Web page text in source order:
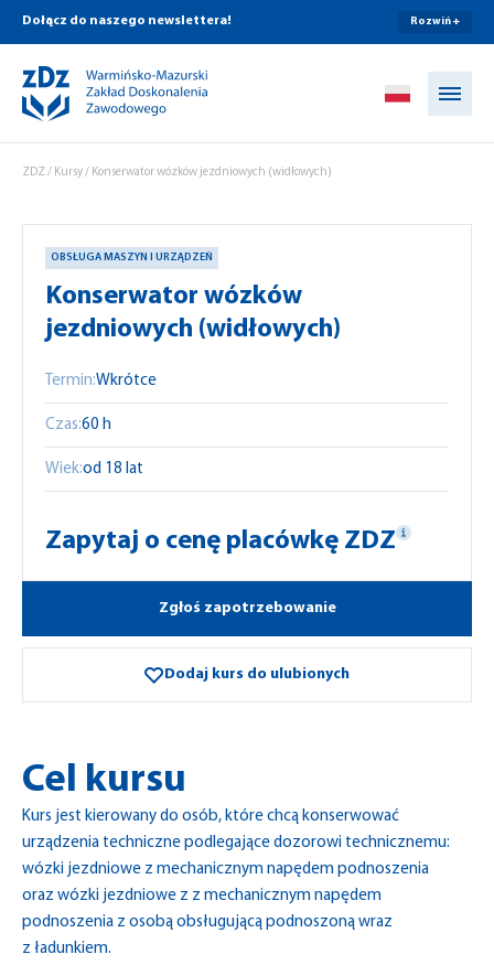
Dołącz do naszego newslettera! Rozwiń +
ZDZ/ Kursy/ Konserwator wózków jezdniowych (widłowych)
OBSŁUGA MASZYN I URZĄDZEŃ
Konserwator wózków
jezdniowych (widłowych)
Termin:Wkrótce
Czas:60 h
Wiek:od 18 lat
Zapytaj o cenę placówkę ZDZ
Zgłoś zapotrzebowanie
Dodaj kurs do ulubionych
Cel kursu
Kurs jest kierowany do osób, które chcą konserwować
urządzenia techniczne podlegające dozorowi technicznemu:
wózki jezdniowe z mechanicznym napędem podnoszenia
oraz wózki jezdniowe z z mechanicznym napędem
podnoszenia z osobą obsługującą podnoszoną wraz
z ładunkiem.